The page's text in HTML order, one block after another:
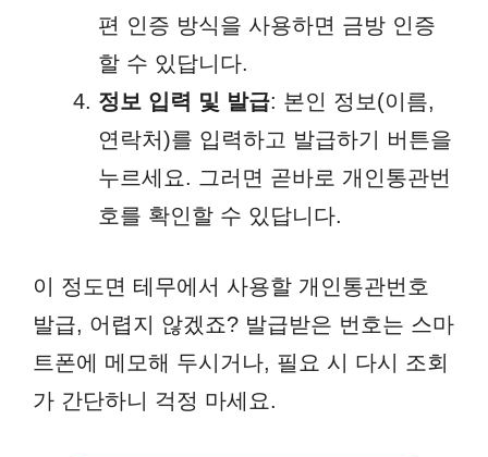
편 인증 방식을 사용하면 금방 인증
할 수 있답니다.
정보 입력 및 발급: 본인 정보(이름,
연락처)를 입력하고 발급하기 버튼을
누르세요. 그러면 곧바로 개인통관번
호를 확인할 수 있답니다.
이 정도면 테무에서 사용할 개인통관번호
발급, 어렵지 않겠죠? 발급받은 번호는 스마
트폰에 메모해 두시거나, 필요 시 다시 조회
가 간단하니 걱정 마세요.